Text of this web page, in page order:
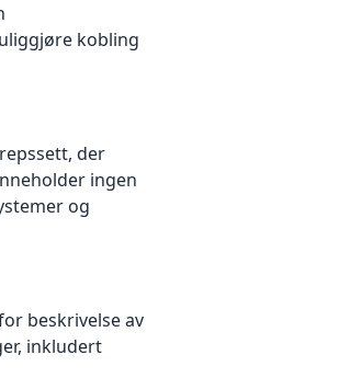
kobling
der
ingen
og
beskrivelse av
inkludert